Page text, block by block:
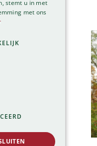
stemt u in met
met ons